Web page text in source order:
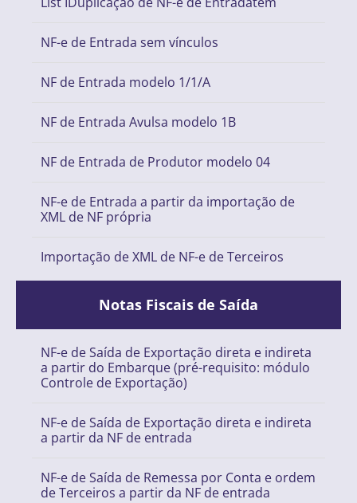
NF-e de Entrada sem vínculos
NF de Entrada modelo 1/1/A
NF de Entrada Avulsa modelo 1B
NF de Entrada de Produtor modelo 04
NF-e de Entrada a partir da importação de
XML de NF própria
Importação de XML de NF-e de Terceiros
Notas Fiscais de Saída
NF-e de Saída de Exportação direta e indireta
a partir do Embarque (pré-requisito: módulo
Controle de Exportação)
NF-e de Saída de Exportação direta e indireta
a partir da NF de entrada
NF-e de Saída de Remessa por Conta e ordem
de Terceiros a partir da NF de entrada